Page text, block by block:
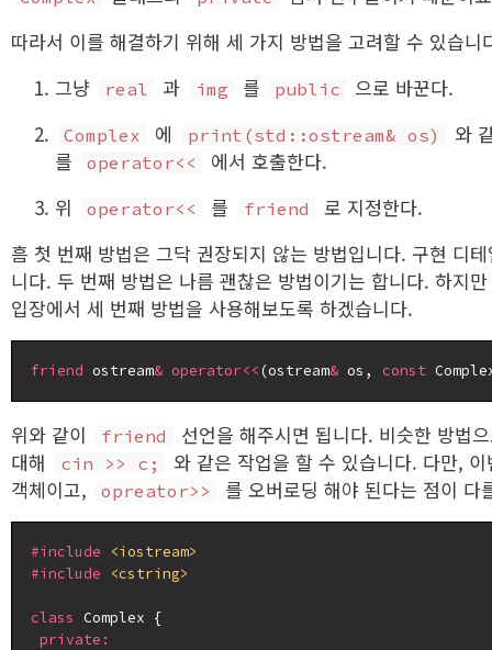
따라서 이를 해결하기 위해 세 가지 방법을 고려할 수 있습니
그냥
real 과 img 를 public 으로 바꾼다.
Complex 에 print(std::ostream& os)
와
를
operator<<
에서 호출한다.
위
operator<< 를 friend
로 지정한다.
흠 첫 번째 방법은 그닥 권장되지 않는 방법입니다. 구현 디
니다. 두 번째 방법은 나름 괜찮은 방법이기는 합니다. 하지만
입장에서 세 번째 방법을 사용해보도록 하겠습니다.
friend ostream& operator<< (ostream& os, const
위와 같이 friend
선언을 해주시면 됩니다. 비슷한 방법
대해
cin >> c;
와 같은 작업을 할 수 있습니다. 다만,
객체이고,
opreator>> 를 오버로딩 해야 된다는 점이 다
#include
<iostream>
#include
<cstring>
class Complex {
private: